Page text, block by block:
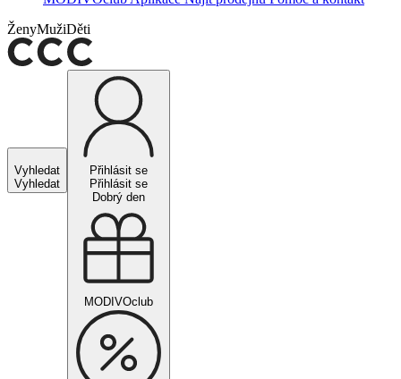
ŽenyMužiDěti
Vyhledat
Vyhledat
Přihlásit se
Přihlásit se
Dobrý den
MODIVOclub